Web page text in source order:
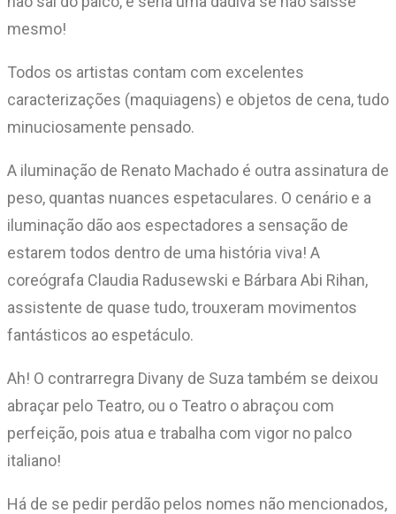
mesmo!
Todos os artistas contam com excelentes
caracterizações (maquiagens) e objetos de cena, tudo
minuciosamente pensado.
A iluminação de Renato Machado é outra assinatura de
peso, quantas nuances espetaculares. O cenário e a
iluminação dão aos espectadores a sensação de
estarem todos dentro de uma história viva! A
coreógrafa Claudia Radusewski e Bárbara Abi Rihan,
assistente de quase tudo, trouxeram movimentos
fantásticos ao espetáculo.
Ah! O contrarregra Divany de Suza também se deixou
abraçar pelo Teatro, ou o Teatro o abraçou com
perfeição, pois atua e trabalha com vigor no palco
italiano!
Há de se pedir perdão pelos nomes não mencionados,